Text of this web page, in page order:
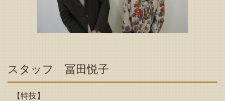
スタッフ 冨田悦子
【特技】